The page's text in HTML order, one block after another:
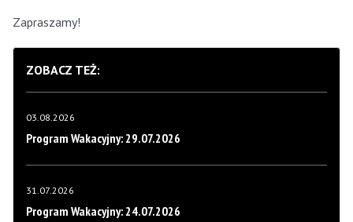
Zapraszamy!
ZOBACZ TEŻ:
03.08.2026
Program Wakacyjny: 29.07.2026
31.07.2026
Program Wakacyjny: 24.07.2026